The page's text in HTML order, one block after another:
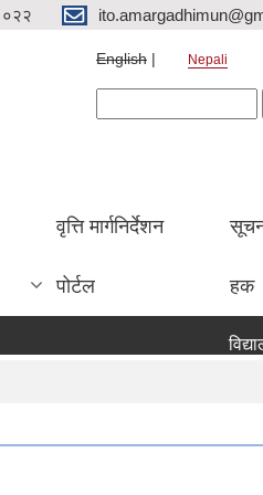
English Nepali
वृत्ति मार्गनिर्देशन
पोर्टल हक